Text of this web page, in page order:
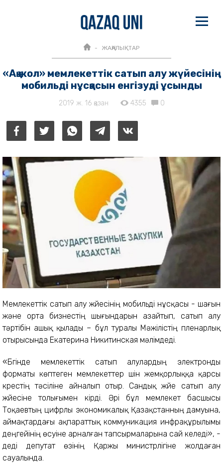
ЖАҢАЛЫҚТАР
«Ақ жол» мемлекеттік сатып алу жүйесінің
мобильді нұсқасын енгізуді ұсынды
2019 ж. 16 қазан 4355 0
Мемлекеттік сатып алу жүйесінің мобильді нұсқасы - шағын
және орта бизнестің шығындарын азайтып, сатып алу
тәртібін ашық қылады – бұл туралы Мәжілістің пленарлық
отырысында Екатерина Никитинская мәлімдеді.
«Бүгінде мемлекеттік сатып алулардың электронды
форматы көптеген мемлекеттер үшін жемқорлыққа қарсы
күрестің тәсіліне айналып отыр. Сандық жүйе сатып алу
жүйесіне толығымен кірді. Әрі бұл мемлекет басшысы
Тоқаевтың цифрлы экономикалық Қазақстанның дамуына,
аймақтардағы ақпараттық коммуникация инфрақұрылымы
деңгейінің өсуіне арналған тапсырмаларына сай келеді», -
деді депутат өзінің Қаржы министрлігіне жолдаған
сауалында.